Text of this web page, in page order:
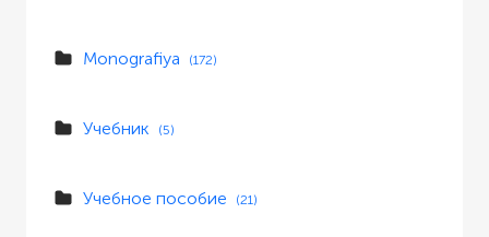
Monografiya (172)
Учебник (5)
Учебное пособие (21)